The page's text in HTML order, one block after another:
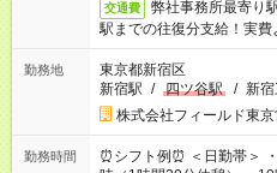
交通費
弊社事務所最寄り
駅までの往復分支給！実費
勤務地
東京都新宿区
新宿駅 / 四ツ谷駅 / 新
株式会社フィールド東
勤務時間
⏰シフト例⏰ ＜日勤帯＞ ・9時～17時（1時間休憩） ・9時～19